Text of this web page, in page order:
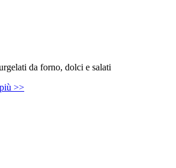
da forno, dolci e salati
>>